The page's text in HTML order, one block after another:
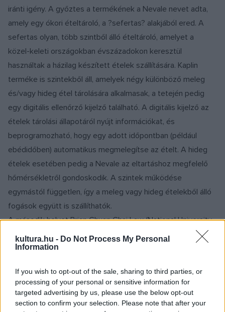
kultura.hu - Do Not Process My Personal
Information
If you wish to opt-out of the sale, sharing to third parties, or
processing of your personal or sensitive information for
targeted advertising by us, please use the below opt-out
section to confirm your selection. Please note that after your
iránti igény. A győztes a termékének a Nevale nevet adta,
amely egy ókori ételtároló, a ?sefertas? alakjából ered. A
sefertas olyan, több szintből álló ételtároló, amelyet a
közel-keleti országokban évszázadokon keresztül
használtak a házilag készített ételek szállítására. Kaplin
terméke is szintekből áll, amelyek négy különböző meleg
és/vagy hideg étel tárolására alkalmasak, a tetején pedig
egy digitális ellenőrző kijelző található. A digitális kijelző az
ételek tárolási állapotáról nyújt információkat, és
beprogramozható, hogy egy adott időpontban (például
ebédidőben) automatikus megmelegítse az ételt. A hideg
ételek esetében pedig a Nevale az eltartáshoz megfelelő
hőmérsékletről gondoskodik. A szintek működése
egymástól független, így a meleg vagy hideg ételekből álló
fogások együtt is szállíthatók.
A második helyet Brian Chuan Chai Law (National University
of Singapore, Szingapúr) Organic Cook koncepciójának ítélte
a zsűri, amely alkalmas grillezésre, párolásra, és zsiradék
új, innovatív felhasználásának. Eduardo Altamirano Segovia
(Universidad La Salle, Mexikó) Vessto elnevezésű
hordozható kerámia főzőlapja végzett a harmadik helyen. A